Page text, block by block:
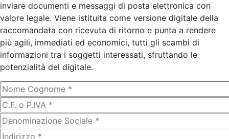
inviare documenti e messaggi di posta elettronica con
valore legale. Viene istituita come versione digitale della
raccomandata con ricevuta di ritorno e punta a rendere
più agili, immediati ed economici, tutti gli scambi di
informazioni tra i soggetti interessati, sfruttando le
potenzialità del digitale.